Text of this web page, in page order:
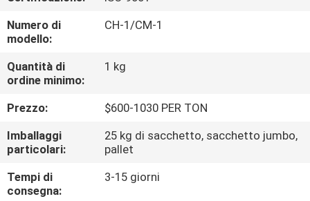
VISITA
ALLA
FABBRICA
CONTROLLO
DELLA
QUALITÀ
Numero di
modello:
CH-1/CM-1
Quantità di
ordine minimo:
1 kg
Prezzo:
$600-1030 PER TON
Imballaggi
particolari:
25 kg di sacchetto, sacchetto jumbo,
pallet
Tempi di
consegna:
3-15 giorni